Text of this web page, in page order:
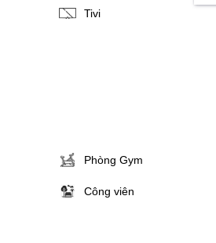
Tivi
Phòng Gym
Công viên